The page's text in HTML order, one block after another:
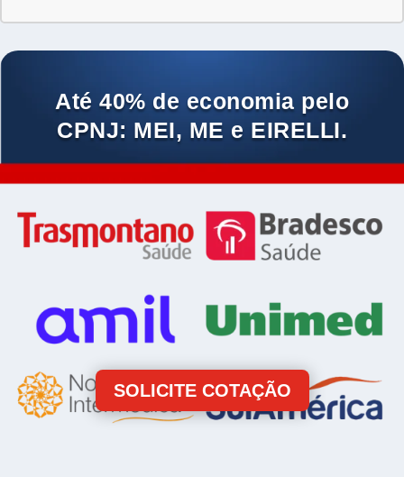
Até 40% de economia pelo
CPNJ: MEI, ME e EIRELLI.
SOLICITE COTAÇÃO